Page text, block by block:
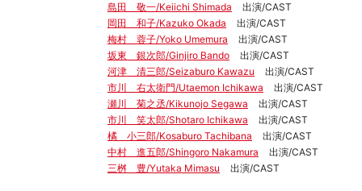
島田 敬一/Keiichi Shimada
出演/CAST
岡田 和子/Kazuko Okada
出演/CAST
梅村 蓉子/Yoko Umemura
出演/CAST
坂東 銀次郎/Ginjiro Bando
出演/CAST
河津 清三郎/Seizaburo Kawazu
出演/CAST
市川 右太衛門/Utaemon Ichikawa
出演/CAST
瀬川 菊之丞/Kikunojo Segawa
出演/CAST
市川 笑太郎/Shotaro Ichikawa
出演/CAST
橘 小三郎/Kosaburo Tachibana
出演/CAST
中村 進五郎/Shingoro Nakamura
出演/CAST
三桝 豊/Yutaka Mimasu
出演/CAST